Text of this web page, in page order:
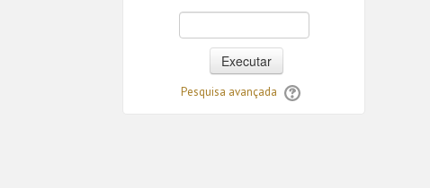
Executar
Pesquisa avançada